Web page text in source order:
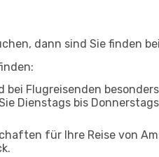
dann sind Sie finden
bei Flugreisenden
Dienstags bis
für Ihre Reise von